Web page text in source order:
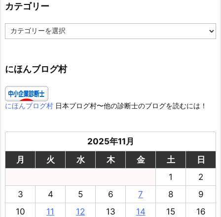
カテゴリー
テ
ー
にほんブログ村
にほんブログ村 日本ブログ村〜他の診断士のブログを読むには！
2025年11月
月
火 水 木 金 土
日
1
2
3
4 5 6 7 8
9
10
11 12 13 14 15
16